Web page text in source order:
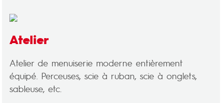
Atelier
Atelier de menuiserie moderne entièrement
équipé. Perceuses, scie à ruban, scie à onglets,
sableuse, etc.